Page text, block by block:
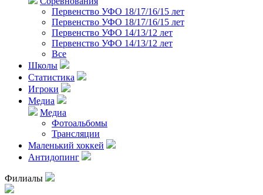
Первенство УФО 18/17/16/15 лет
Первенство УФО 18/17/16/15 лет
Первенство УФО 14/13/12 лет
Первенство УФО 14/13/12 лет
Все
Школы
Статистика
Игроки
Медиа
Медиа
Фотоальбомы
Трансляции
Маленький хоккей
Антидопинг
Филиалы